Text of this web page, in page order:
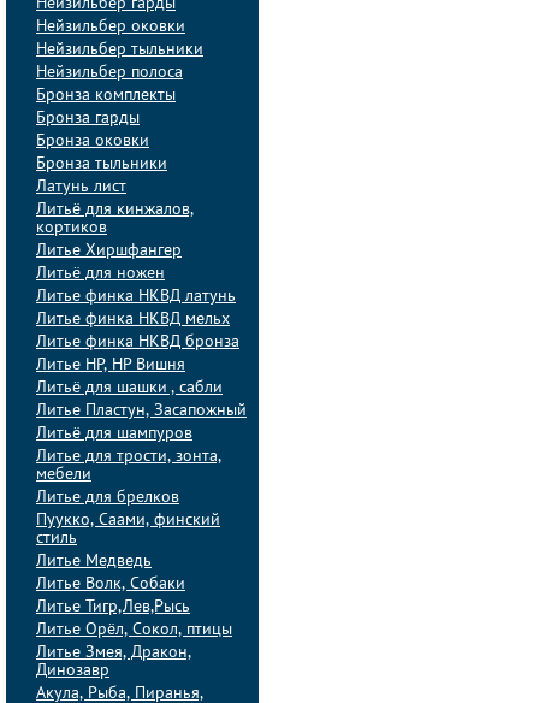
Нейзильбер гарды
Нейзильбер оковки
Нейзильбер тыльники
Нейзильбер полоса
Бронза комплекты
Бронза гарды
Бронза оковки
Бронза тыльники
Латунь лист
Литьё для кинжалов,
кортиков
Литье Хиршфангер
Литьё для ножен
Литье финка НКВД латунь
Литье финка НКВД мельх
Литье финка НКВД бронза
Литье НР, НР Вишня
Литьё для шашки , сабли
Литье Пластун, Засапожный
Литьё для шампуров
Литье для трости, зонта,
мебели
Литье для брелков
Пуукко, Саами, финский
стиль
Литье Медведь
Литье Волк, Собаки
Литье Тигр,Лев,Рысь
Литье Орёл, Сокол, птицы
Литье Змея, Дракон,
Динозавр
Акула, Рыба, Пиранья,